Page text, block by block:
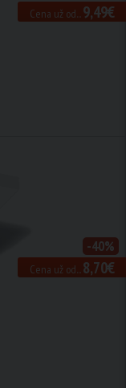
Cena už od...9,49€
Cena už od...8,70€
-40%